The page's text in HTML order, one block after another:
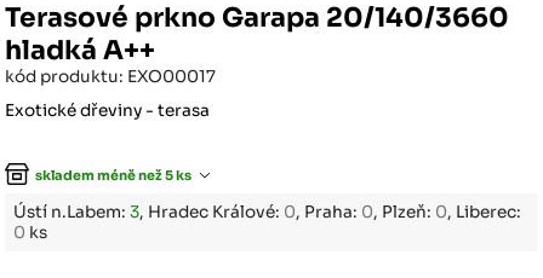
Terasové prkno Garapa 20/140/3660
hladká A++
kód produktu: EXO00017
Exotické dřeviny - terasa
skladem méně než 5 ks
Ústí n.Labem:3, Hradec Králové: 0, Praha: 0, Plzeň: 0, Liberec:
0 ks